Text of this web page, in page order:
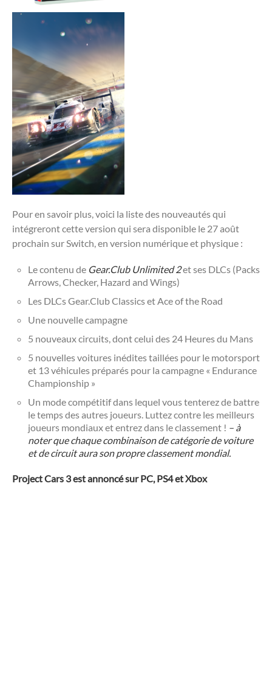
Pour en savoir plus, voici la liste des nouveautés qui
intégreront cette version qui sera disponible le 27 août
prochain sur Switch, en version numérique et physique :
Le contenu de Gear.Club Unlimited 2et ses DLCs (Packs
Arrows, Checker, Hazard and Wings)
Les DLCs Gear.Club Classics et Ace of the Road
Une nouvelle campagne
5 nouveaux circuits, dont celui des 24 Heures du Mans
5 nouvelles voitures inédites taillées pour le motorsport
et 13 véhicules préparés pour la campagne « Endurance
Championship »
Un mode compétitif dans lequel vous tenterez de battre
le temps des autres joueurs. Luttez contre les meilleurs
joueurs mondiaux et entrez dans le classement ! – à
noter que chaque combinaison de catégorie de voiture
et de circuit aura son propre classement mondial.
Project Cars 3 est annoncé sur PC, PS4 et Xbox